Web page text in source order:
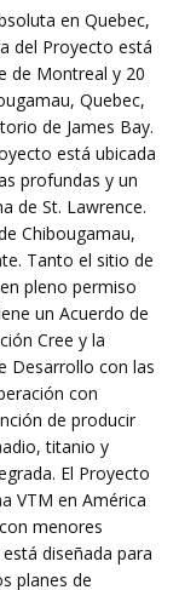
en Quebec,
del Proyecto está
de Montreal y 20
Quebec,
de James Bay.
está ubicada
profundas y un
de St. Lawrence.
Chibougamau,
Tanto el sitio de
pleno permiso
un Acuerdo de
Cree y la
Desarrollo con las
con
de producir
titanio y
El Proyecto
VTM en América
menores
diseñada para
planes de